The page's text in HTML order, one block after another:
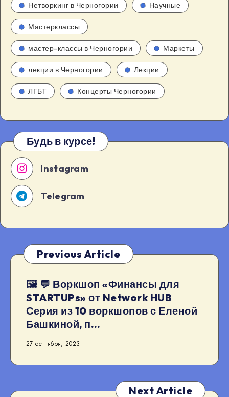
Нетворкинг в Черногории Научные
Мастерклассы
мастер-классы в Черногории Маркеты
лекции в Черногории Лекции
ЛГБТ Концерты Черногории
Будь в курсе!
Instagram
Telegram
Previous Article
🖼 💬 Воркшоп «Финансы для
STARTUPs» от Network HUB
Серия из 10 воркшопов с Еленой
Башкиной, п…
27 сентября, 2023
Next Article